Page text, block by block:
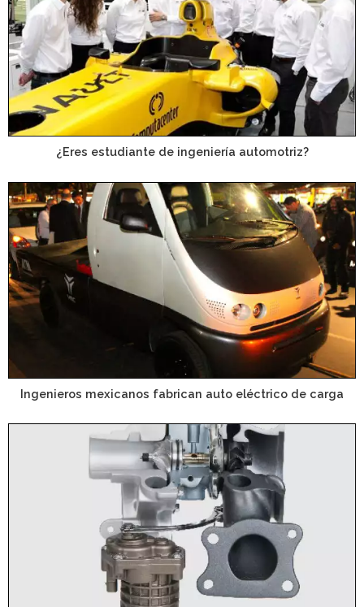
¿Eres estudiante de ingeniería automotriz?
Ingenieros mexicanos fabrican auto eléctrico de carga